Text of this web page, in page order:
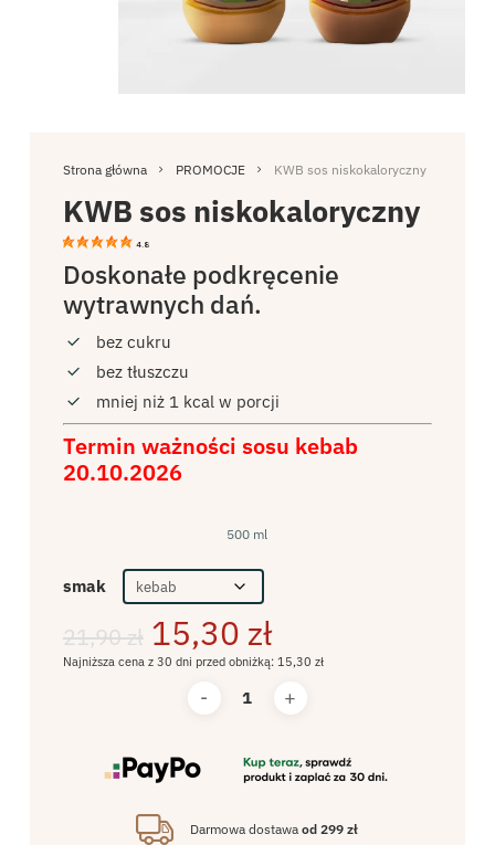
Strona główna PROMOCJE KWB sos niskokaloryczny
KWB sos niskokaloryczny
4.8
Doskonałe podkręcenie
wytrawnych dań.
bez cukru
bez tłuszczu
mniej niż 1 kcal w porcji
Termin ważności sosu kebab
20.10.2026
500 ml
21,90zł 15,30 zł
smak
Najniższa cena z 30 dni przed obniżką: 15,30 zł
Darmowa dostawaod 299 zł